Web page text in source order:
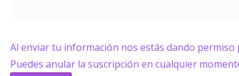
Al enviar tu información nos estás dando
Puedes anular la suscripción en cualquier